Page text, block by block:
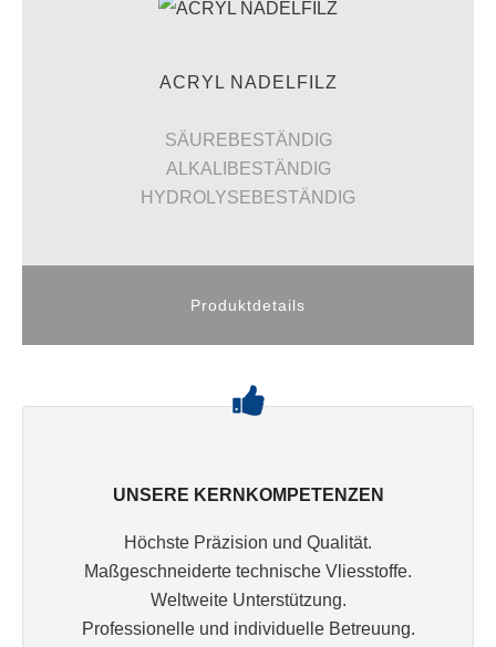
ACRYL NADELFILZ
SÄUREBESTÄNDIG
ALKALIBESTÄNDIG
HYDROLYSEBESTÄNDIG
Produktdetails
UNSERE KERNKOMPETENZEN
Höchste Präzision und Qualität.
Maßgeschneiderte technische Vliesstoffe.
Weltweite Unterstützung.
Professionelle und individuelle Betreuung.